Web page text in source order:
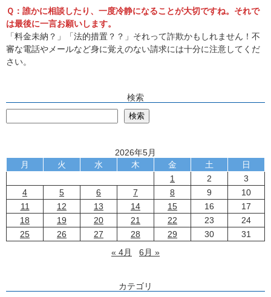
Ｑ：誰かに相談したり、一度冷静になることが大切ですね。それで
は最後に一言お願いします。
「料金未納？」「法的措置？？」それって詐欺かもしれません！不
審な電話やメールなど身に覚えのない請求には十分に注意してくだ
さい。
検索
検索
2026年5月
月
火 水 木 金 土
日
1
2
3
4
5 6 7 8 9
10
11
12 13 14 15 16
17
18
19 20 21 22 23
24
25
26 27 28 29 30
31
« 4月
6月 »
カテゴリ